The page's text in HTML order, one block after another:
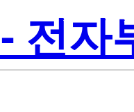
전자